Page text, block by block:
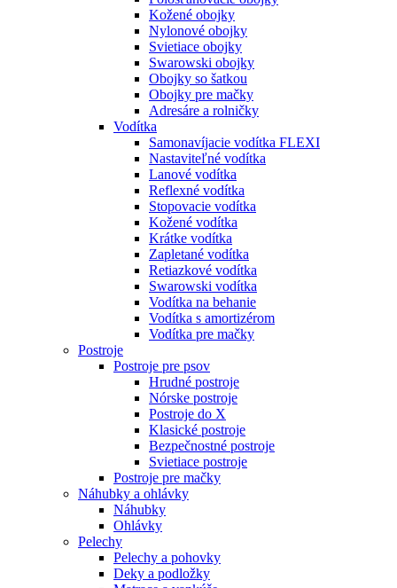
Kožené obojky
Nylonové obojky
Svietiace obojky
Swarowski obojky
Obojky so šatkou
Obojky pre mačky
Adresáre a rolničky
Vodítka
Samonavíjacie vodítka FLEXI
Nastaviteľné vodítka
Lanové vodítka
Reflexné vodítka
Stopovacie vodítka
Kožené vodítka
Krátke vodítka
Zapletané vodítka
Retiazkové vodítka
Swarowski vodítka
Vodítka na behanie
Vodítka s amortizérom
Vodítka pre mačky
Postroje
Postroje pre psov
Hrudné postroje
Nórske postroje
Postroje do X
Klasické postroje
Bezpečnostné postroje
Svietiace postroje
Postroje pre mačky
Náhubky a ohlávky
Náhubky
Ohlávky
Pelechy
Pelechy a pohovky
Deky a podložky